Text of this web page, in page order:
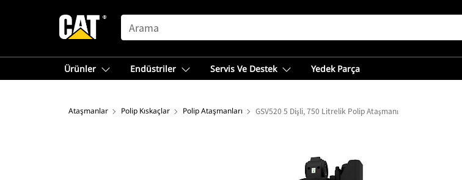
SEARCH
Ürünler Endüstriler Servis Ve Destek Yedek Parça
Ataşmanlar Polip Kıskaçlar Polip Ataşmanları GSV520 5 Dişli, 750 Litrelik Polip Ataşmanı